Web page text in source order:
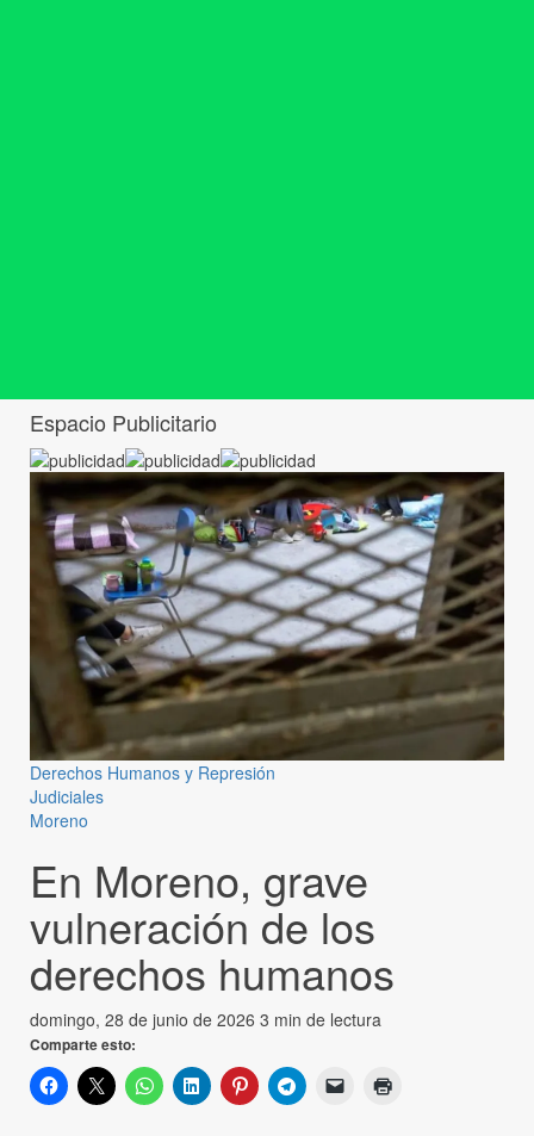
Espacio Publicitario
Derechos Humanos y Represión
Judiciales
Moreno
En Moreno, grave
vulneración de los
derechos humanos
domingo, 28 de junio de 2026 3 min de lectura
Comparte esto: